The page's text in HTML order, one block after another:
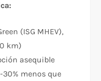
(ISG MHEV),
km)
asequible
30% menos que